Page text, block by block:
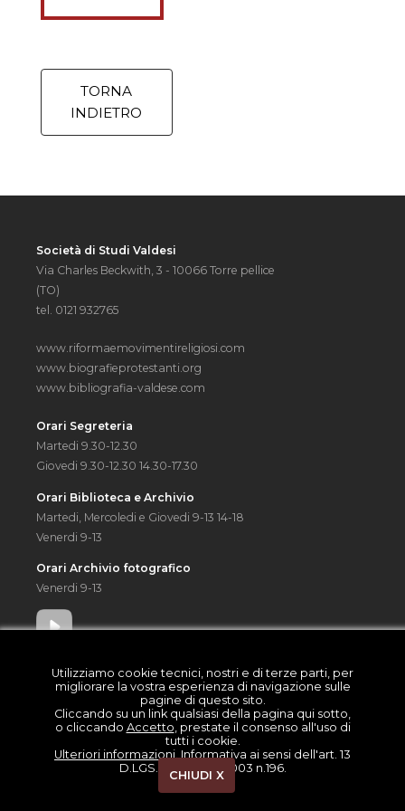
Utilizziamo cookie tecnici, nostri e di terze parti, per
migliorare la vostra esperienza di navigazione sulle
pagine di questo sito.
Cliccando su un link qualsiasi della pagina qui sotto,
o cliccando Accetto, prestate il consenso all'uso di
tutti i cookie.
Ulteriori informazioni. Informativa ai sensi dell'art. 13
D.LGS. 30 giugno 2003 n.196.
CHIUDI X
TORNA
INDIETRO
Società di Studi Valdesi
Via Charles Beckwith, 3 - 10066 Torre pellice
(TO)
tel. 0121 932765
www.riformaemovimentireligiosi.com
www.biografieprotestanti.org
www.bibliografia-valdese.com
Orari Segreteria
Martedi 9.30-12.30
Giovedi 9.30-12.30 14.30-17.30
Orari Biblioteca e Archivio
Martedi, Mercoledi e Giovedi 9-13 14-18
Venerdi 9-13
Orari Archivio fotografico
Venerdi 9-13
Società di Studi Valdesi C.F. 94514640013 | © 2006 - 2026Web & Com ®|
cookies
|Adempimento L.124/2017| Area riservata